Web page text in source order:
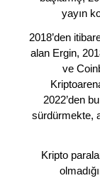
yayın
2018’den
alan Ergin,
ve
2022’den
sürdürmekte,
Kripto